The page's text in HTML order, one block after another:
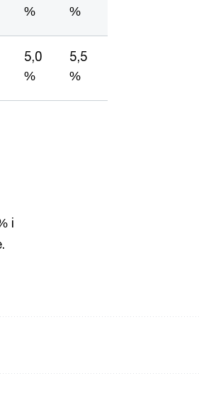
%
%
5,0
%
5,5
%
i